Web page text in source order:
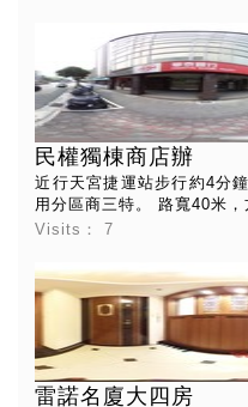
民權獨棟商店辦
近行天宮捷運站步行約4分
用分區商三特。 路寬40米，
Visits：7
雷諾名廈大四房